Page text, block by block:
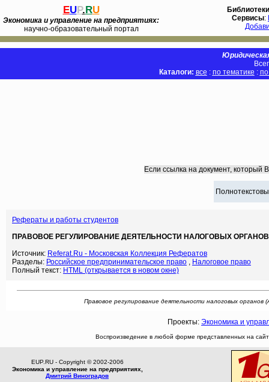
EUP.RU
Экономика и управление на предприятиях:
научно-образовательный портал
Библиотеки
Сервисы:
Каталоги: все : по тематике :
Если ссылка на документ, который
Рефераты и работы студентов
ПРАВОВОЕ РЕГУЛИРОВАНИЕ ДЕЯТЕЛЬНОСТИ НАЛОГОВЫХ
Источник: Referat.Ru - Московская Коллекция Рефератов
Разделы: Российское предпринимательское право , Налоговое право
Полный текст: HTML (открывается в новом окне)
Правовое регулирование деятельности налоговых
Проекты: Экономика и
Воспроизведение в любой форме представленных на
EUP.RU - Copyright © 2002-2006
Экономика и управление на предприятиях,
Дмитрий Виноградов